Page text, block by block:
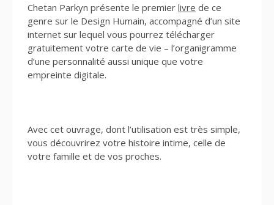
Chetan Parkyn présente le premier livre de ce
genre sur le Design Humain, accompagné d’un site
internet sur lequel vous pourrez télécharger
gratuitement votre carte de vie – l’organigramme
d’une personnalité aussi unique que votre
empreinte digitale.
Avec cet ouvrage, dont l’utilisation est très simple,
vous découvrirez votre histoire intime, celle de
votre famille et de vos proches.